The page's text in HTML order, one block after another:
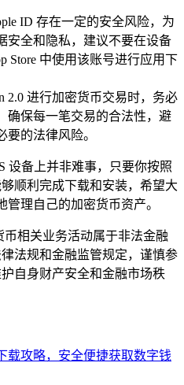
ID 存在一定的安全风险，为
安全和隐私，建议不要在设备
Store 中使用该账号进行应用下
2.0 进行加密货币交易时，务必
确保每一笔交易的合法性，避
要的法律风险。
设备上并非难事，只要你按照
顺利完成下载和安装，希望大
管理自己的加密货币资产。
相关业务活动属于非法金融
法规和金融监管规定，谨慎参
自身财产安全和金融市场秩
载攻略，安全便捷获取数字钱